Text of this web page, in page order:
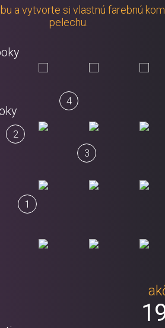
1
2
3
4
a vytvorte si vlastnú farebnú
pelechu.